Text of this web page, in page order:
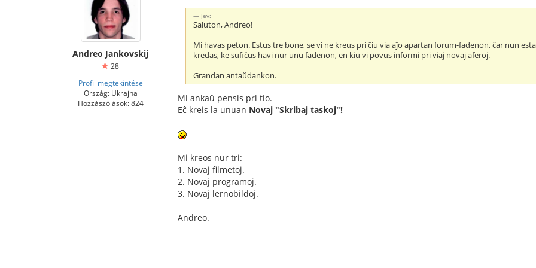
Andreo Jankovskij
28
Profil megtekintése
Ország: Ukrajna
Hozzászólások: 824
Jev:
Saluton, Andreo!
Mi havas peton. Estus tre bone, se vi ne kreus pri ĉiu via aĵo apartan forum-fadenon, ĉar nun
kredas, ke sufiĉus havi nur unu fadenon, en kiu vi povus informi pri viaj novaj aferoj.
Grandan antaŭdankon.
Mi ankaŭ pensis pri tio.
Eĉ kreis la unuan Novaj "Skribaj taskoj"!
Mi kreos nur tri:
1. Novaj filmetoj.
2. Novaj programoj.
3. Novaj lernobildoj.
Andreo.